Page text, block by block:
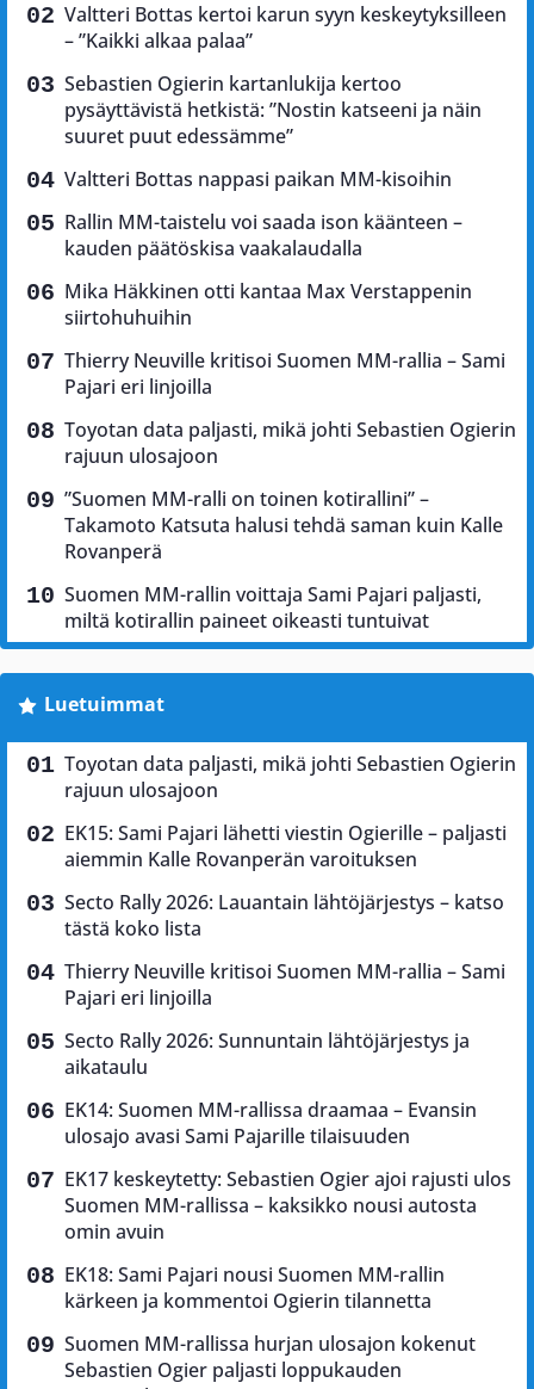
Valtteri Bottas kertoi karun syyn keskeytyksilleen
– ”Kaikki alkaa palaa”
Sebastien Ogierin kartanlukija kertoo
pysäyttävistä hetkistä: ”Nostin katseeni ja näin
suuret puut edessämme”
Valtteri Bottas nappasi paikan MM-kisoihin
Rallin MM-taistelu voi saada ison käänteen –
kauden päätöskisa vaakalaudalla
Mika Häkkinen otti kantaa Max Verstappenin
siirtohuhuihin
Thierry Neuville kritisoi Suomen MM-rallia – Sami
Pajari eri linjoilla
Toyotan data paljasti, mikä johti Sebastien Ogierin
rajuun ulosajoon
”Suomen MM-ralli on toinen kotirallini” –
Takamoto Katsuta halusi tehdä saman kuin Kalle
Rovanperä
Suomen MM-rallin voittaja Sami Pajari paljasti,
miltä kotirallin paineet oikeasti tuntuivat
Luetuimmat
Toyotan data paljasti, mikä johti Sebastien Ogierin
rajuun ulosajoon
EK15: Sami Pajari lähetti viestin Ogierille – paljasti
aiemmin Kalle Rovanperän varoituksen
Secto Rally 2026: Lauantain lähtöjärjestys – katso
tästä koko lista
Thierry Neuville kritisoi Suomen MM-rallia – Sami
Pajari eri linjoilla
Secto Rally 2026: Sunnuntain lähtöjärjestys ja
aikataulu
EK14: Suomen MM-rallissa draamaa – Evansin
ulosajo avasi Sami Pajarille tilaisuuden
EK17 keskeytetty: Sebastien Ogier ajoi rajusti ulos
Suomen MM-rallissa – kaksikko nousi autosta
omin avuin
EK18: Sami Pajari nousi Suomen MM-rallin
kärkeen ja kommentoi Ogierin tilannetta
Suomen MM-rallissa hurjan ulosajon kokenut
Sebastien Ogier paljasti loppukauden